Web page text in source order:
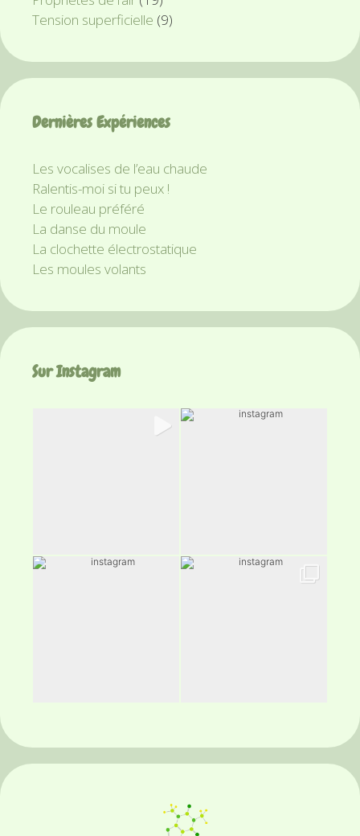
Tension superficielle (9)
Dernières Expériences
Les vocalises de l’eau chaude
Ralentis-moi si tu peux !
Le rouleau préféré
La danse du moule
La clochette électrostatique
Les moules volants
Sur Instagram